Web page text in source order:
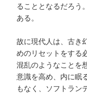
ることとなるだろう
ある。
故に現代人は、古き
めのリセットをする
混乱のようなことを
意識を高め、内に眠
もなく、ソフトラン